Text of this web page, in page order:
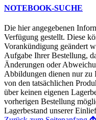
NOTEBOOK-SUCHE
Die hier angegebenen
Verfügung gestellt. Diese
Vorankündigung geändert
Aufgabe Ihrer Bestellung,
Änderungen oder
Abbildungen dienen nur zu
von den tatsächlichen
über keinen eigenen
vorherigen Bestellung
Lagerbestand unserer